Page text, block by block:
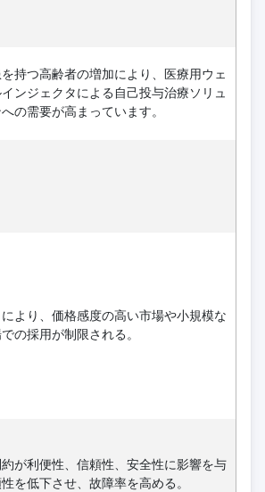
持つ高齢者の増加により、医療用ウェ
ンジェクタによる自己投与治療ソリュ
の需要が高まっています。
より、価格感度の高い市場や小規模な
の採用が制限される。
が利便性、信頼性、安全性に影響を与
を低下させ、故障率を高める。